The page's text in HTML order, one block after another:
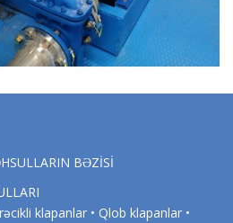
BƏZİSİ
klapanlar • Qlob klapanlar •